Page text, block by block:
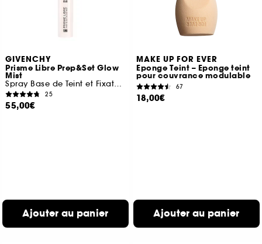
GIVENCHY
Prisme Libre Prep&Set Glow
Mist
Spray Base de Teint et Fixateur SPF45
25
55,00€
Ajouter au panier
MAKE UP FOR EVER
Eponge Teint – Eponge teint
pour couvrance modulable
67
18,00€
Ajouter au panier